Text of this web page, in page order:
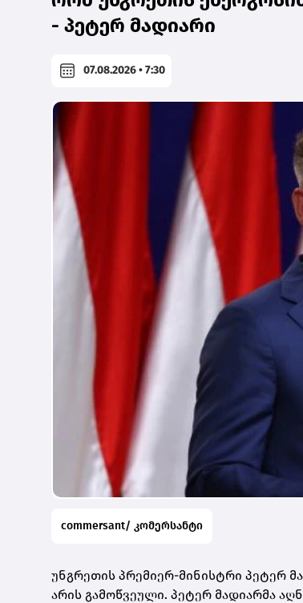
- პეტერ მადიარი
07.08.2026 • 7:30
commersant/ კომერსანტი
უნგრეთის პრემიერ-მინისტრი პეტერ
არის გამოწვეული. პეტერ მადიარმა